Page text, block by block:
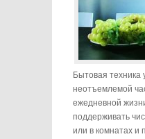
Бытовая техника
неотъемлемой
ежедневной
поддерживать
или в комнатах и